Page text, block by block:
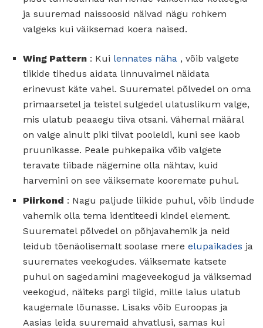
ja suuremad naissoosid näivad nägu rohkem
valgeks kui väiksemad koera naised.
Wing Pattern : Kui lennates näha , võib valgete
tiikide tihedus aidata linnuvaimel näidata
erinevust käte vahel. Suurematel põlvedel on oma
primaarsetel ja teistel sulgedel ulatuslikum valge,
mis ulatub peaaegu tiiva otsani. Vähemal määral
on valge ainult piki tiivat pooleldi, kuni see kaob
pruunikasse. Peale puhkepaika võib valgete
teravate tiibade nägemine olla nähtav, kuid
harvemini on see väiksemate kooremate puhul.
Piirkond : Nagu paljude liikide puhul, võib lindude
vahemik olla tema identiteedi kindel element.
Suurematel põlvedel on põhjavahemik ja neid
leidub tõenäolisemalt soolase mere elupaikades ja
suuremates veekogudes. Väiksemate katsete
puhul on sagedamini mageveekogud ja väiksemad
veekogud, näiteks pargi tiigid, mille laius ulatub
kaugemale lõunasse. Lisaks võib Euroopas ja
Aasias leida suuremaid ahvatlusi, samas kui